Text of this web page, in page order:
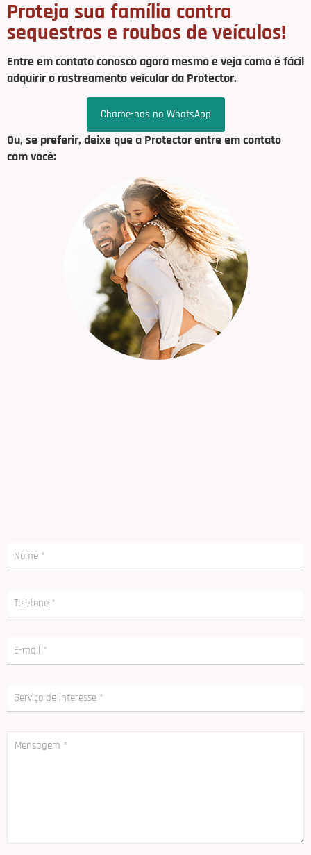
Proteja sua família contra
sequestros e roubos de veículos!
Entre em contato conosco agora mesmo e veja como é fácil
adquirir o rastreamento veicular da Protector.
Chame-nos no WhatsApp
Ou, se preferir, deixe que a Protector entre em contato
com você: